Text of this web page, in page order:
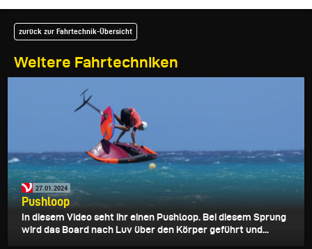
Weitere Fahrtechniken
zurück zur Fahrtechnik-Übersicht
27.01.2024
Pushloop
In diesem Video seht ihr einen Pushloop. Bei diesem Sprung
wird das Board nach Luv über den Körper geführt und...